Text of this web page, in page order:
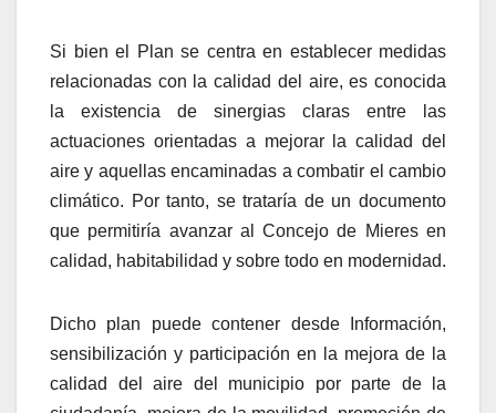
Si bien el Plan se centra en establecer medidas
relacionadas con la calidad del aire, es conocida
la existencia de sinergias claras entre las
actuaciones orientadas a mejorar la calidad del
aire y aquellas encaminadas a combatir el cambio
climático. Por tanto, se trataría de un documento
que permitiría avanzar al Concejo de Mieres en
calidad, habitabilidad y sobre todo en modernidad.
Dicho plan puede contener desde Información,
sensibilización y participación en la mejora de la
calidad del aire del municipio por parte de la